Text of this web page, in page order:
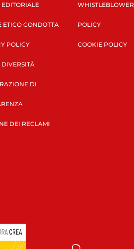
EDITORIALE
ETICO CONDOTTA
POLICY
DIVERSITÀ
DI
DEI RECLAMI
WHISTLEBLOWER
POLICY
COOKIE POLICY